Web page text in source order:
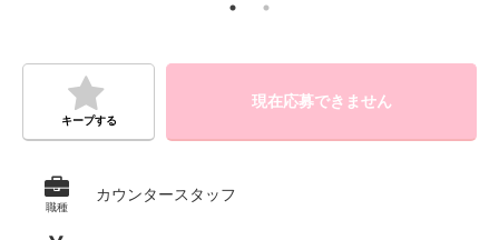
キープする
現在応募できません
職種
カウンタースタッフ